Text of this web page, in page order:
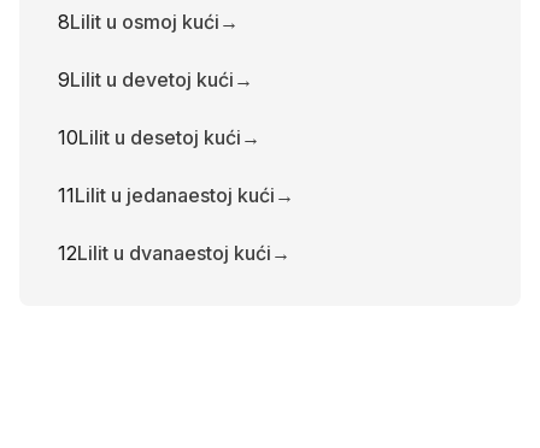
8Lilit u osmoj kući →
9Lilit u devetoj kući →
10Lilit u desetoj kući →
11Lilit u jedanaestoj kući →
12Lilit u dvanaestoj kući →